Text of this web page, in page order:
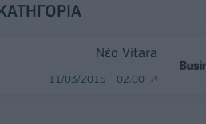
Νέο Vitara
11/03/2015 - 02:00